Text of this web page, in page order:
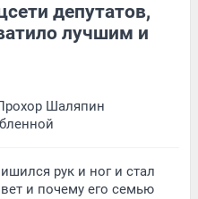
депутатов,
лучшим и
Шаляпин
рук и ног и стал
и почему его семью